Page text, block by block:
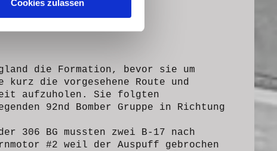
Cookies zulassen
die Formation, bevor sie um
die vorgesehene Route und
aufzuholen. Sie folgten
92nd Bomber Gruppe in Richtung
306 BG mussten zwei B-17 nach
#2 weil der Auspuff gebrochen